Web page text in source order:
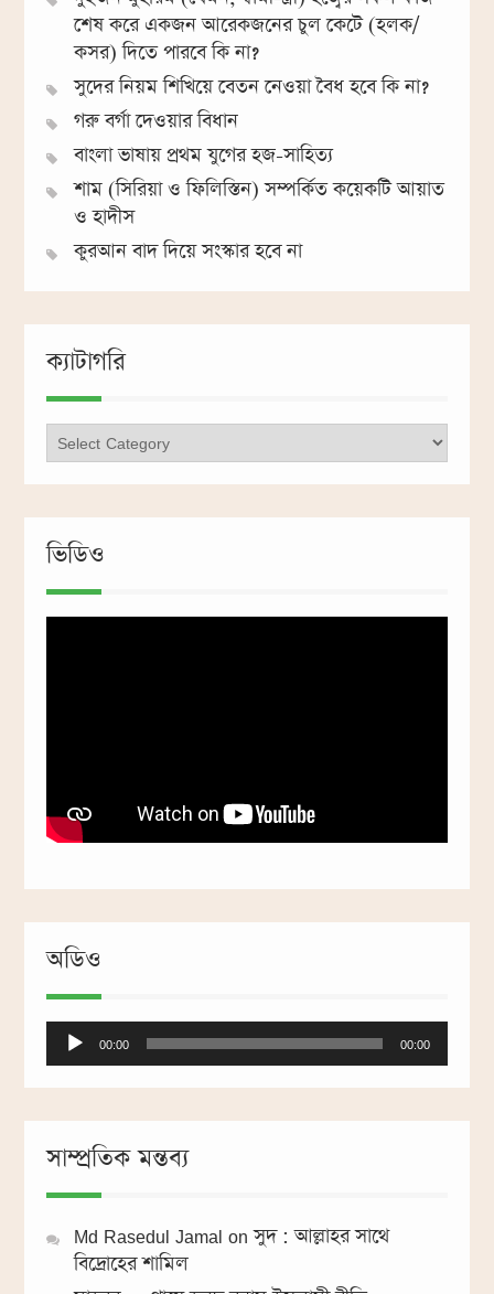
শেষ করে একজন আরেকজনের চুল কেটে (হলক/
কসর) দিতে পারবে কি না?
সুদের নিয়ম শিখিয়ে বেতন নেওয়া বৈধ হবে কি না?
গরু বর্গা দেওয়ার বিধান
বাংলা ভাষায় প্রথম যুগের হজ-সাহিত্য
শাম (সিরিয়া ও ফিলিস্তিন) সম্পর্কিত কয়েকটি আয়াত
ও হাদীস
কুরআন বাদ দিয়ে সংস্কার হবে না
ক্যাটাগরি
ক্যাটাগরি
ভিডিও
অডিও
Audio
Player
00:00 00:00
সাম্প্রতিক মন্তব্য
Md Rasedul Jamal onসুদ : আল্লাহর সাথে
বিদ্রোহের শামিল